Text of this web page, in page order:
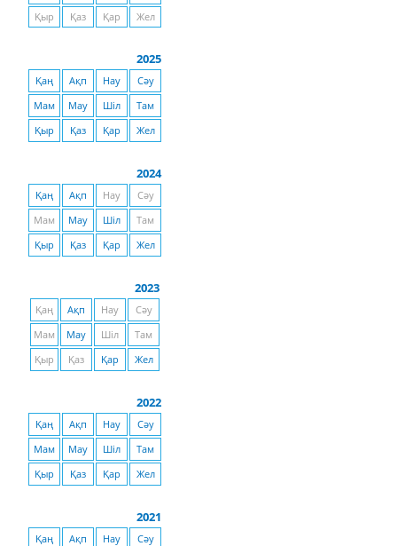
Қыр
Қаз Қар Жел
2025
Қаң Ақп Нау
Сәу
Мам
Мау Шіл
Там
Қыр
Қаз Қар Жел
2024
Қаң Ақп Нау
Сәу
Мам
Мау Шіл
Там
Қыр
Қаз Қар Жел
2023
Қаң Ақп Нау
Сәу
Мам
Мау Шіл
Там
Қыр
Қаз Қар Жел
2022
Қаң Ақп Нау
Сәу
Мам
Мау Шіл
Там
Қыр
Қаз Қар Жел
2021
Қаң Ақп Нау Сәу